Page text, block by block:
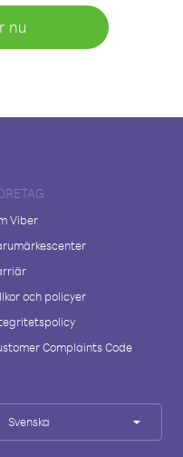
nu
Viber
och policyer
Complaints Code
Svenska